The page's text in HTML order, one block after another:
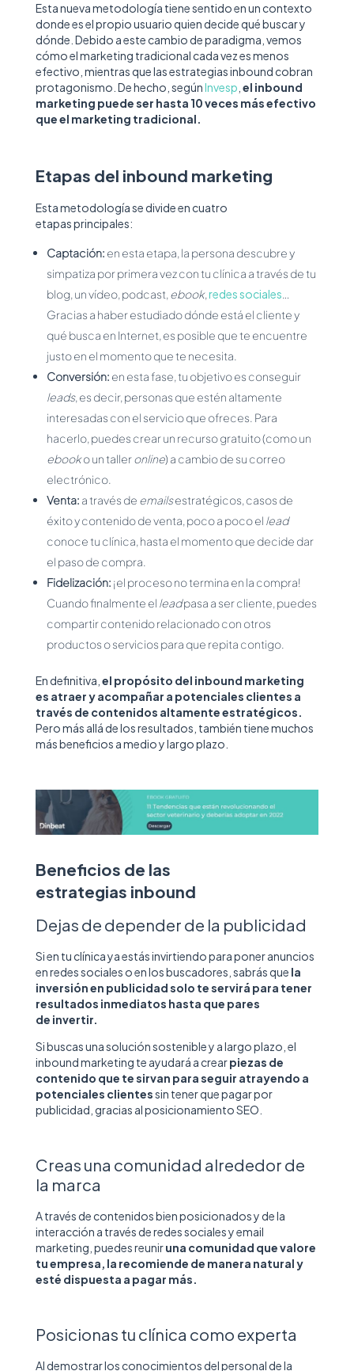
Esta nueva metodología tiene sentido en un contexto
donde es el propio usuario quien decide qué buscar y
dónde. Debido a este cambio de paradigma, vemos
cómo el marketing tradicional cada vez es menos
efectivo, mientras que las estrategias inbound cobran
protagonismo. De hecho, segúnInvesp el inbound
marketing puede ser hasta 10 veces más efectivo
que el marketing tradicional.
Etapas del inbound marketing
Esta metodología se divide en cuatro
etapas principales:
Captación: en esta etapa, la persona descubre y
simpatiza por primera vez con tu clínica a través de tu
blog, un vídeo, podcast, ebook,redes sociales…
Gracias a haber estudiado dónde está el cliente y
qué busca en Internet, es posible que te encuentre
justo en el momento que te necesita.
Conversión: en esta fase, tu objetivo es conseguir
leads, es decir, personas que estén altamente
interesadas con el servicio que ofreces. Para
hacerlo, puedes crear un recurso gratuito (como un
ebooko un talleronline) a cambio de su correo
electrónico.
Venta: a través de emailsestratégicos, casos de
éxito y contenido de venta, poco a poco el lead
conoce tu clínica, hasta el momento que decide dar
el paso de compra.
Fidelización: ¡el proceso no termina en la compra!
Cuando finalmente el leadpasa a ser cliente, puedes
compartir contenido relacionado con otros
productos o servicios para que repita contigo.
En definitiva, el propósito del inbound marketing
es atraer y acompañar a potenciales clientes a
través de contenidos altamente estratégicos.
Pero más allá de los resultados, también tiene muchos
más beneficios a medio y largo plazo.
Beneficios de las
estrategias inbound
Dejas de depender de la publicidad
Si en tu clínica ya estás invirtiendo para poner anuncios
en redes sociales o en los buscadores, sabrás que la
inversión en publicidad solo te servirá para tener
resultados inmediatos hasta que pares
de invertir.
Si buscas una solución sostenible y a largo plazo, el
inbound marketing te ayudará a crearpiezas de
contenido que te sirvan para seguir atrayendo a
potenciales clientessin tener que pagar por
publicidad, gracias al posicionamiento SEO.
Creas una comunidad alrededor de
la marca
A través de contenidos bien posicionados y de la
interacción a través de redes sociales y email
marketing, puedes reuniruna comunidad que valore
tu empresa, la recomiende de manera natural y
esté dispuesta a pagar más.
Posicionas tu clínica como experta
Al demostrar los conocimientos del personal de la